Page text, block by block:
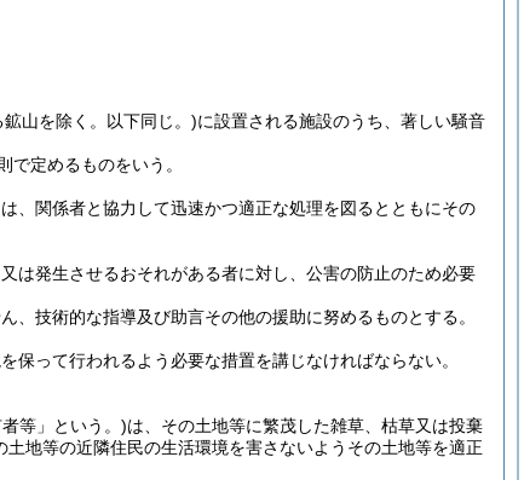
山を除く。以下同じ。)に設置される施設のうち、著しい騒音
定めるものをいう。
、関係者と協力して迅速かつ適正な処理を図るとともにその
は発生させるおそれがある者に対し、公害の防止のため必要
技術的な指導及び助言その他の援助に努めるものとする。
って行われるよう必要な措置を講じなければならない。
等」という。)は、その土地等に繁茂した雑草、枯草又は投棄
地等の近隣住民の生活環境を害さないようその土地等を適正